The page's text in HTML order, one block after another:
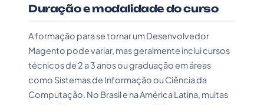
Duração e modalidade do curso
A formação para se tornar um Desenvolvedor
Magento pode variar, mas geralmente inclui cursos
técnicos de 2 a 3 anos ou graduação em áreas
como Sistemas de Informação ou Ciência da
Computação. No Brasil e na América Latina, muitas